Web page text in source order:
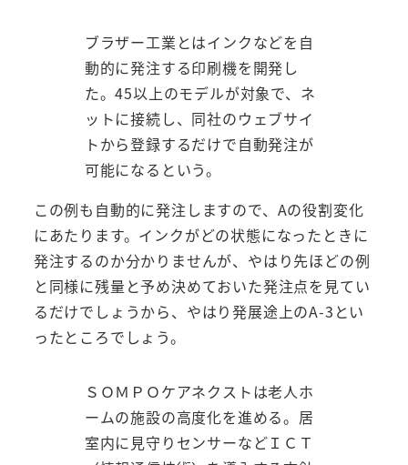
ブラザー工業とはインクなどを自
動的に発注する印刷機を開発し
た。45以上のモデルが対象で、ネ
ットに接続し、同社のウェブサイ
トから登録するだけで自動発注が
可能になるという。
この例も自動的に発注しますので、Aの役割変化
にあたります。インクがどの状態になったときに
発注するのか分かりませんが、やはり先ほどの例
と同様に残量と予め決めておいた発注点を見てい
るだけでしょうから、やはり発展途上のA-3とい
ったところでしょう。
ＳＯＭＰＯケアネクストは老人ホ
ームの施設の高度化を進める。居
室内に見守りセンサーなどＩＣＴ